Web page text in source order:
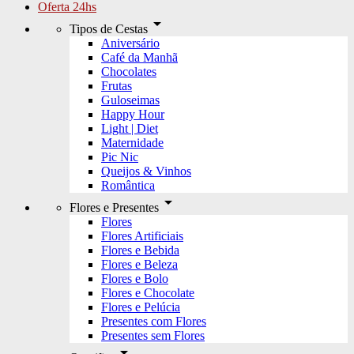
Oferta 24hs
Tipos de Cestas arrow_drop_down
Aniversário
Café da Manhã
Chocolates
Frutas
Guloseimas
Happy Hour
Light | Diet
Maternidade
Pic Nic
Queijos & Vinhos
Romântica
Flores e Presentes arrow_drop_down
Flores
Flores Artificiais
Flores e Bebida
Flores e Beleza
Flores e Bolo
Flores e Chocolate
Flores e Pelúcia
Presentes com Flores
Presentes sem Flores